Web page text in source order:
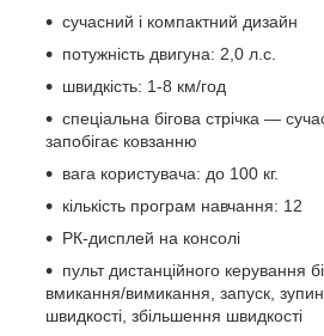
сучасний і компактний дизайн
потужність двигуна: 2,0 л.с.
швидкість: 1-8 км/год
спеціальна бігова стрічка —
запобігає ковзанню
вага користувача: до 100 кг.
кількість програм навчання: 12
РК-дисплей на консолі
пульт дистанційного керування
вмикання/вимикання, запуск,
швидкості, збільшення швидкості